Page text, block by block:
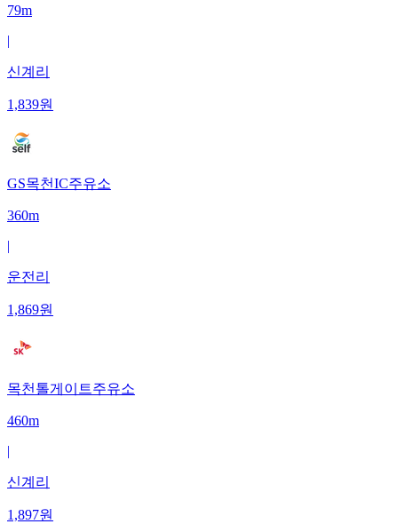
79m
|
신계리
1,839원
GS목천IC주유소
360m
|
운전리
1,869원
목천톨게이트주유소
460m
|
신계리
1,897원